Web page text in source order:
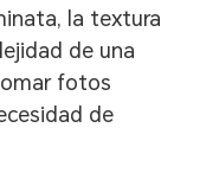
la textura
de una
fotos
de